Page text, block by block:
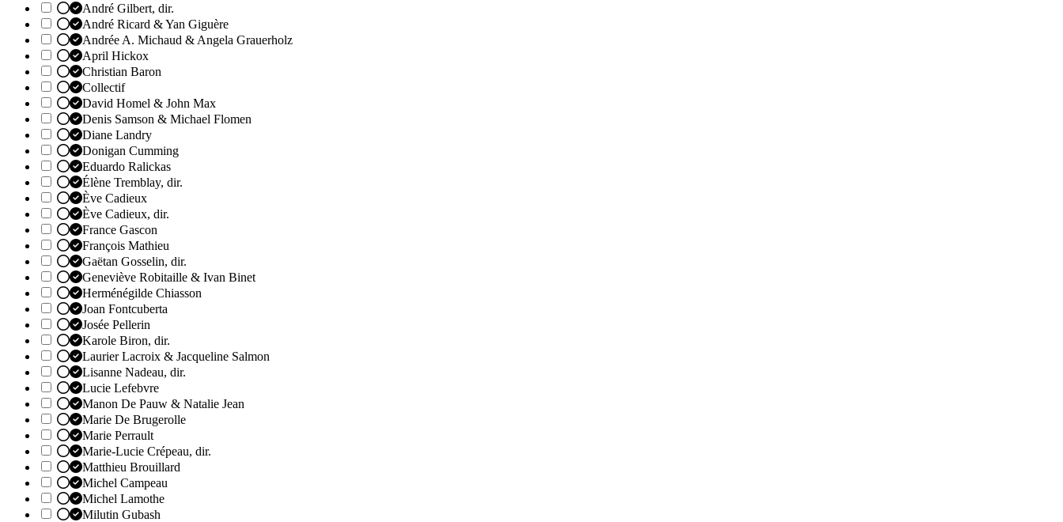
André Gilbert, dir.
André Ricard & Yan Giguère
Andrée A. Michaud & Angela Grauerholz
April Hickox
Christian Baron
Collectif
David Homel & John Max
Denis Samson & Michael Flomen
Diane Landry
Donigan Cumming
Eduardo Ralickas
Élène Tremblay, dir.
Ève Cadieux
Ève Cadieux, dir.
France Gascon
François Mathieu
Gaëtan Gosselin, dir.
Geneviève Robitaille & Ivan Binet
Herménégilde Chiasson
Joan Fontcuberta
Josée Pellerin
Karole Biron, dir.
Laurier Lacroix & Jacqueline Salmon
Lisanne Nadeau, dir.
Lucie Lefebvre
Manon De Pauw & Natalie Jean
Marie De Brugerolle
Marie Perrault
Marie-Lucie Crépeau, dir.
Matthieu Brouillard
Michel Campeau
Michel Lamothe
Milutin Gubash